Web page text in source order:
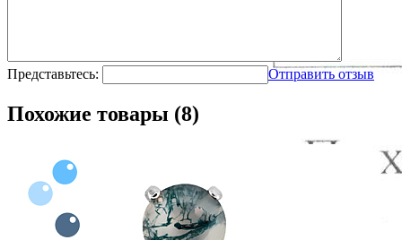
Представьтесь: Отправить отзыв
Похожие товары (8)